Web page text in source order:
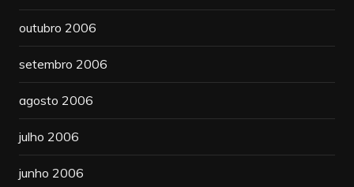
outubro 2006
setembro 2006
agosto 2006
julho 2006
junho 2006